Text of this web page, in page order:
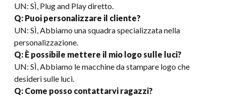
UN: SÌ, Plug and Play diretto.
Q: Puoi personalizzare il cliente?
UN: SÌ, Abbiamo una squadra specializzata nella
personalizzazione.
Q: È possibile mettere il mio logo sulle luci?
UN: SÌ, Abbiamo le macchine da stampare logo che
desideri sulle luci.
Q: Come posso contattarvi ragazzi?